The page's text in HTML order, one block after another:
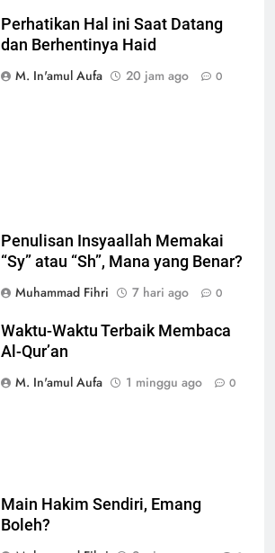
Perhatikan Hal ini Saat Datang
dan Berhentinya Haid
M. In'amul Aufa
20 jam ago 0
Penulisan Insyaallah Memakai
“Sy” atau “Sh”, Mana yang Benar?
Muhammad Fihri
7 hari ago 0
Waktu-Waktu Terbaik Membaca
Al-Qur’an
M. In'amul Aufa
1 minggu ago 0
Main Hakim Sendiri, Emang
Boleh?